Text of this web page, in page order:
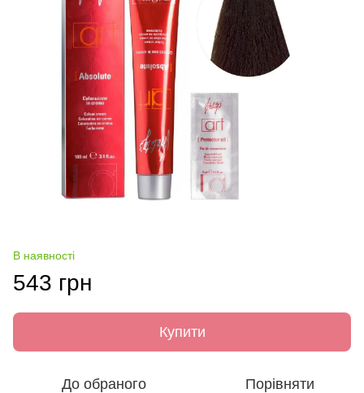
В наявності
543 грн
Купити
До обраного Порівняти